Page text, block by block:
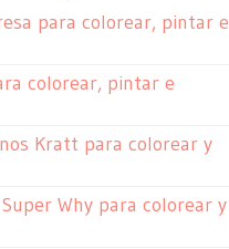
para colorear, pintar e
colorear, pintar e
Kratt para colorear y
Why para colorear y